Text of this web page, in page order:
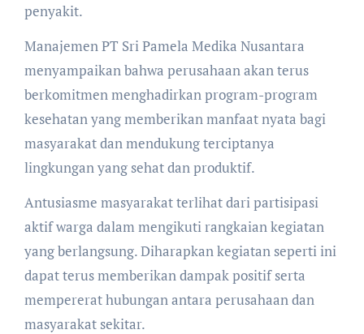
penyakit.
Manajemen PT Sri Pamela Medika Nusantara
menyampaikan bahwa perusahaan akan terus
berkomitmen menghadirkan program-program
kesehatan yang memberikan manfaat nyata bagi
masyarakat dan mendukung terciptanya
lingkungan yang sehat dan produktif.
Antusiasme masyarakat terlihat dari partisipasi
aktif warga dalam mengikuti rangkaian kegiatan
yang berlangsung. Diharapkan kegiatan seperti ini
dapat terus memberikan dampak positif serta
mempererat hubungan antara perusahaan dan
masyarakat sekitar.